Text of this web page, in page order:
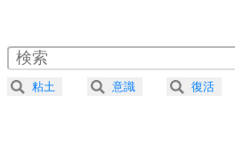
4 器の大きい人は、
プラス思考
2.0倍速 （370KB 1分34秒）
2.5倍速 （296KB 1分15秒）
3.0倍速 （247KB 1分3秒）
粘土 意識 復活